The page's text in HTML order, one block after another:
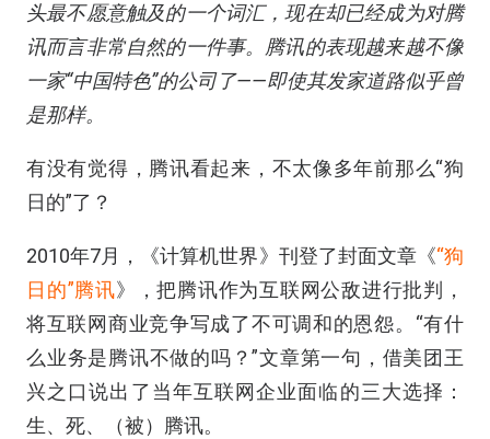
头最不愿意触及的一个词汇，现在却已经成为对腾
讯而言非常自然的一件事。腾讯的表现越来越不像
一家“中国特色”的公司了——即使其发家道路似乎曾
是那样。
有没有觉得，腾讯看起来，不太像多年前那么“狗
日的”了？
2010年7月，《计算机世界》刊登了封面文章《“狗
日的”腾讯》，把腾讯作为互联网公敌进行批判，
将互联网商业竞争写成了不可调和的恩怨。“有什
么业务是腾讯不做的吗？”文章第一句，借美团王
兴之口说出了当年互联网企业面临的三大选择：
生、死、（被）腾讯。